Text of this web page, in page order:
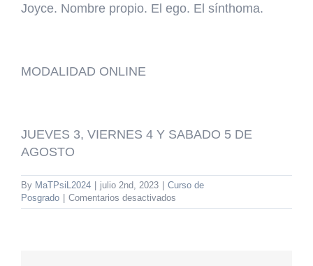
Joyce. Nombre propio. El ego. El sínthoma.
MODALIDAD ONLINE
JUEVES 3, VIERNES 4 Y SABADO 5 DE
AGOSTO
By MaTPsiL2024 julio 2nd, 2023
Curso de
Posgrado
Comentarios desactivados
CURSO